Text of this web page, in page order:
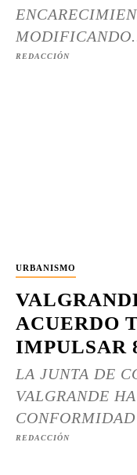
REDACCIÓN
URBANISMO
ACUERDO
IMPULSAR
LA JUNTA DE
VALGRANDE
REDACCIÓN